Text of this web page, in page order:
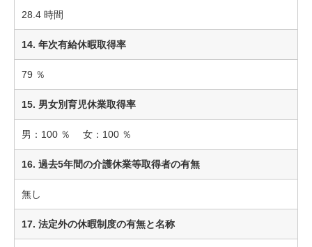
28.4 時間
14. 年次有給休暇取得率
79 ％
15. 男女別育児休業取得率
男：100 ％ 女：100 ％
16. 過去5年間の介護休業等取得者の有無
無し
17. 法定外の休暇制度の有無と名称